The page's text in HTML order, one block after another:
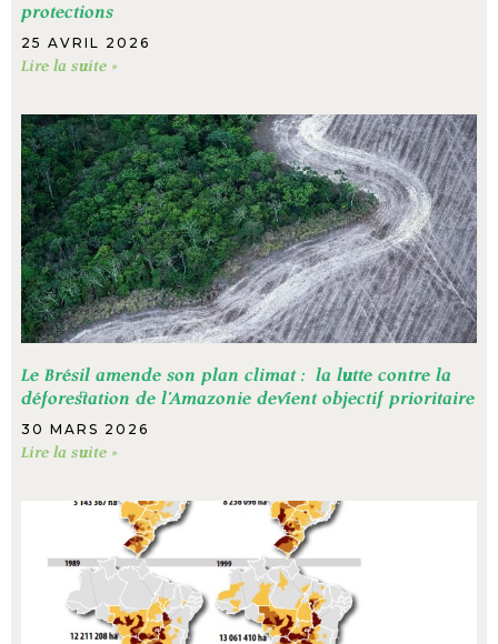
protections
25 AVRIL 2026
Lire la suite »
Le Brésil amende son plan climat : la lutte contre la
déforestation de l’Amazonie devient objectif prioritaire
30 MARS 2026
Lire la suite »